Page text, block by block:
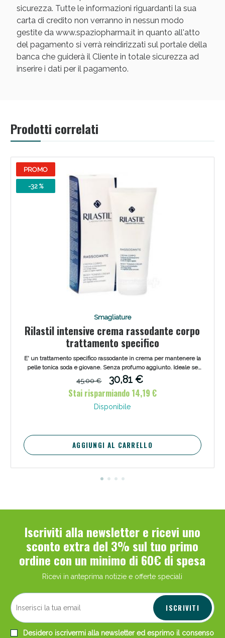
sicurezza. Tutte le informazioni riguardanti la sua
carta di credito non verranno in nessun modo
gestite da www.spaziopharma.it in quanto all'atto
del pagamento si verrà reindirizzati sul portale della
banca che guiderà il Cliente in totale sicurezza ad
inserire i dati per il pagamento.
Prodotti correlati
PROMO
-32 %
Smagliature
Rilastil intensive crema rassodante corpo
trattamento specifico
E' un trattamento specifico rassodante in crema per mantenere la
pelle tonica soda e giovane. Senza profumo aggiunto. Ideale se
utilizzata in caso di diete ipocaloriche, per prevenire cedimenti e
smagliature.
45,00 €
30,81 €
Stai risparmiando 14,19 €
Disponibile
AGGIUNGI AL CARRELLO
Iscriviti alla newsletter e ricevi uno
sconto extra del 3% sul tuo primo
ordine con un minimo di 60€ di spesa
Ricevi in anteprima notizie e offerte speciali
ISCRIVITI
Desidero iscrivermi alla newsletter ed esprimo il consenso